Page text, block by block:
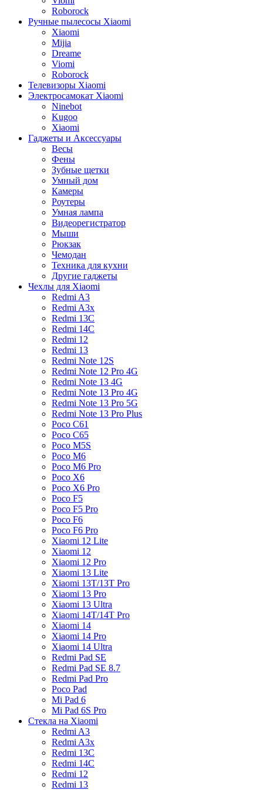
Roborock
Ручные пылесосы Xiaomi
Xiaomi
Mijia
Dreame
Viomi
Roborock
Телевизоры Xiaomi
Электросамокат Xiaomi
Ninebot
Kugoo
Xiaomi
Гаджеты и Аксессуары
Весы
Фены
Зубные щетки
Умный дом
Камеры
Роутеры
Умная лампа
Видеорегистратор
Мыши
Рюкзак
Чемодан
Техника для кухни
Другие гаджеты
Чехлы для Xiaomi
Redmi A3
Redmi A3x
Redmi 13C
Redmi 14C
Redmi 12
Redmi 13
Redmi Note 12S
Redmi Note 12 Pro 4G
Redmi Note 13 4G
Redmi Note 13 Pro 4G
Redmi Note 13 Pro 5G
Redmi Note 13 Pro Plus
Poco C61
Poco C65
Poco M5S
Poco M6
Poco M6 Pro
Poco X6
Poco X6 Pro
Poco F5
Poco F5 Pro
Poco F6
Poco F6 Pro
Xiaomi 12 Lite
Xiaomi 12
Xiaomi 12 Pro
Xiaomi 13 Lite
Xiaomi 13T/13T Pro
Xiaomi 13 Pro
Xiaomi 13 Ultra
Xiaomi 14T/14T Pro
Xiaomi 14
Xiaomi 14 Pro
Xiaomi 14 Ultra
Redmi Pad SE
Redmi Pad SE 8.7
Redmi Pad Pro
Poco Pad
Mi Pad 6
Mi Pad 6S Pro
Стекла на Xiaomi
Redmi A3
Redmi A3x
Redmi 13C
Redmi 14C
Redmi 12
Redmi 13